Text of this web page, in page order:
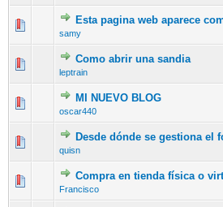
Esta pagina web aparece
samy
Como abrir una sandia
leptrain
MI NUEVO BLOG
oscar440
Desde dónde se gestiona el
quisn
Compra en tienda física o
Francisco